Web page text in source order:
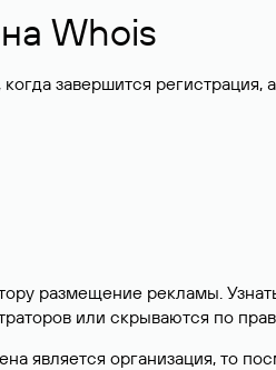
Whois
завершится регистрация,
размещение рекламы.
или скрываются по
является организация, то